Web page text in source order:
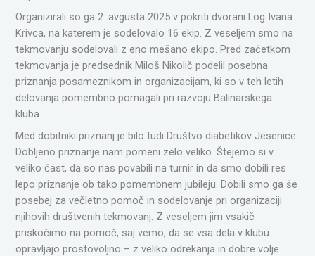
Organizirali so ga 2. avgusta 2025 v pokriti dvorani Log Ivana
Krivca, na katerem je sodelovalo 16 ekip. Z veseljem smo na
tekmovanju sodelovali z eno mešano ekipo. Pred začetkom
tekmovanja je predsednik Miloš Nikolič podelil posebna
priznanja posameznikom in organizacijam, ki so v teh letih
delovanja pomembno pomagali pri razvoju Balinarskega
kluba.
Med dobitniki priznanj je bilo tudi Društvo diabetikov Jesenice.
Dobljeno priznanje nam pomeni zelo veliko. Štejemo si v
veliko čast, da so nas povabili na turnir in da smo dobili res
lepo priznanje ob tako pomembnem jubileju. Dobili smo ga še
posebej za večletno pomoč in sodelovanje pri organizaciji
njihovih društvenih tekmovanj. Z veseljem jim vsakič
priskočimo na pomoč, saj vemo, da se vsa dela v klubu
opravljajo prostovoljno – z veliko odrekanja in dobre volje.